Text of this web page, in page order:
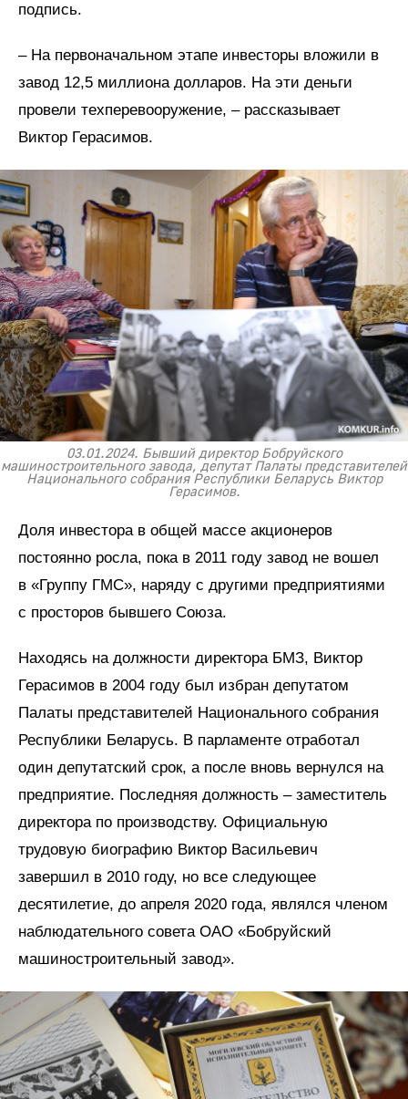
подпись.
– На первоначальном этапе инвесторы вложили в
завод 12,5 миллиона долларов. На эти деньги
провели техперевооружение, – рассказывает
Виктор Герасимов.
03.01.2024. Бывший директор Бобруйского
машиностроительного завода, депутат Палаты представителей
Национального собрания Республики Беларусь Виктор
Герасимов.
Доля инвестора в общей массе акционеров
постоянно росла, пока в 2011 году завод не вошел
в «Группу ГМС», наряду с другими предприятиями
с просторов бывшего Союза.
Находясь на должности директора БМЗ, Виктор
Герасимов в 2004 году был избран депутатом
Палаты представителей Национального собрания
Республики Беларусь. В парламенте отработал
один депутатский срок, а после вновь вернулся на
предприятие. Последняя должность – заместитель
директора по производству. Официальную
трудовую биографию Виктор Васильевич
завершил в 2010 году, но все следующее
десятилетие, до апреля 2020 года, являлся членом
наблюдательного совета ОАО «Бобруйский
машиностроительный завод».